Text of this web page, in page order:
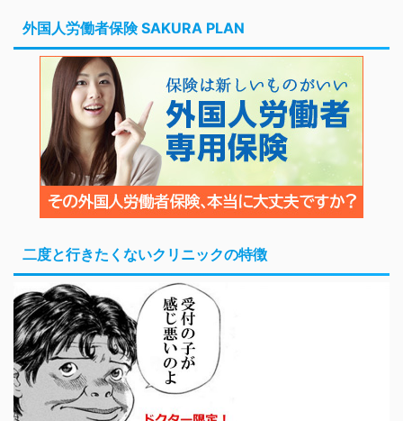
外国人労働者保険 SAKURA PLAN
二度と行きたくないクリニックの特徴